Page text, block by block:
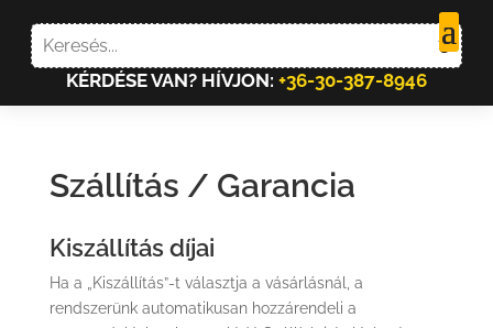
KÉRDÉSE VAN? HÍVJON: +36-30-387-8946
Szállítás / Garancia
Kiszállítás díjai
Ha a „Kiszállítás”-t választja a vásárlásnál, a
rendszerünk automatikusan hozzárendeli a